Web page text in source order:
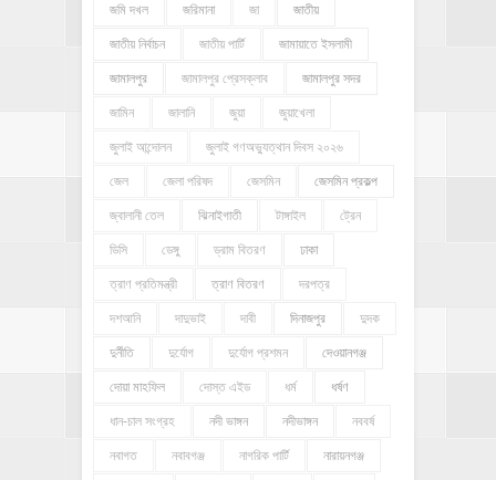
জমি দখল জরিমানা জা জাতীয়
জাতীয় নির্বাচন জাতীয় পার্টি জামায়াতে ইসলামী
জামালপুর জামালপুর প্রেসক্লাব জামালপুর সদর
জামিন জালানি জুয়া জুয়াখেলা
জুলাই আন্দোলন জুলাই গণঅভ্যুত্থান দিবস ২০২৬
জেল জেলা পরিষদ জেসমিন জেসমিন প্রকল্প
জ্বালানী তেল ঝিনাইগাতী টাঙ্গাইল ট্রেন
ডিসি ডেঙ্গু ড্রাম বিতরণ ঢাকা
ত্রাণ প্রতিমন্ত্রী ত্রাণ বিতরণ দরপত্র
দশআনি দাদুভাই দাবী দিনাজপুর দুদক
দুর্নীতি দুর্যোগ দুর্যোগ প্রশমন দেওয়ানগঞ্জ
দোয়া মাহফিল দোস্ত এইড ধর্ম ধর্ষণ
ধান-চাল সংগ্রহ নদী ভাঙ্গন নদীভাঙ্গন নববর্ষ
নবাগত নবাবগঞ্জ নাগরিক পার্টি নারায়নগঞ্জ